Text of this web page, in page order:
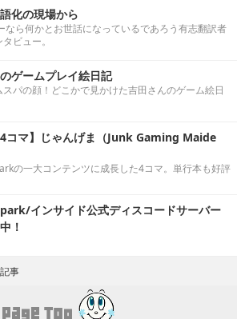
化の現場から
なら何かとお世話になっているであろう有志翻訳者
ビュー。
ゲームプレイ絵日記
スパの顔！どこかで見かけた吉田さんのゲーム絵日
4コマ】じゃんげま（Junk Gaming Maide
の一大コンテンツに成長した4コマ。単行本も好評
インサイド公式ディスコードサーバー
！
記事